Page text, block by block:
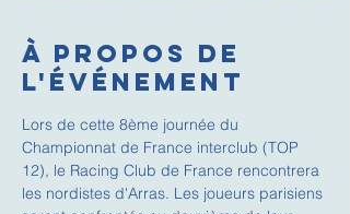
À propos de
l'événement
Lors de cette 8ème journée du
Championnat de France interclub (TOP
12), le Racing Club de France rencontrera
les nordistes d'Arras. Les joueurs parisiens